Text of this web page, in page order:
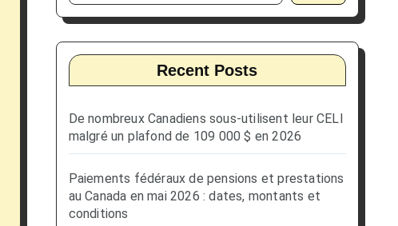
Recent Posts
De nombreux Canadiens sous-utilisent leur CELI
malgré un plafond de 109 000 $ en 2026
Paiements fédéraux de pensions et prestations
au Canada en mai 2026 : dates, montants et
conditions